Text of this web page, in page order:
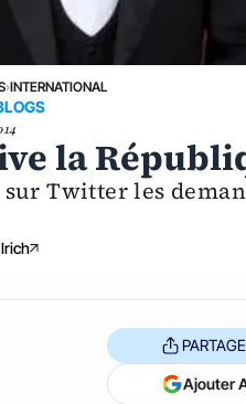
›INTERNATIONAL
la
Twitter les
Ajouter